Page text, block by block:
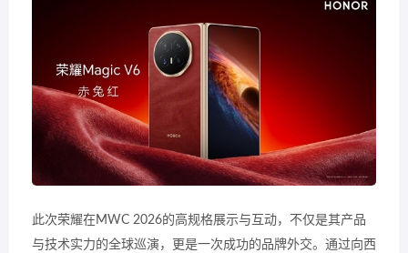
此次荣耀在MWC 2026的高规格展示与互动，不仅是其产品
与技术实力的全球巡演，更是一次成功的品牌外交。通过向西